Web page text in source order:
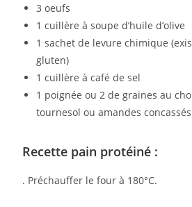
3 oeufs⁣
1 cuillère à soupe d’huile d’olive⁣
1 sachet de levure chimique
gluten)⁣
1 cuillère à café de sel⁣
1 poignée ou 2 de graines au
tournesol ou amandes concassés⁣
Recette pain protéiné :
. Préchauffer le four à 180°C.⁣